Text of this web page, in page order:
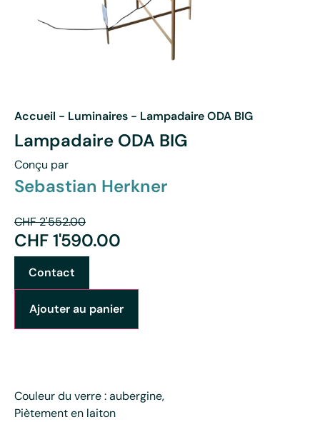
Accueil - Luminaires - Lampadaire ODA BIG
Lampadaire ODA BIG
Conçu par
Sebastian Herkner
CHF2'552.00
CHF1'590.00
Contact
Ajouter au panier
Couleur du verre : aubergine,
Piètement en laiton